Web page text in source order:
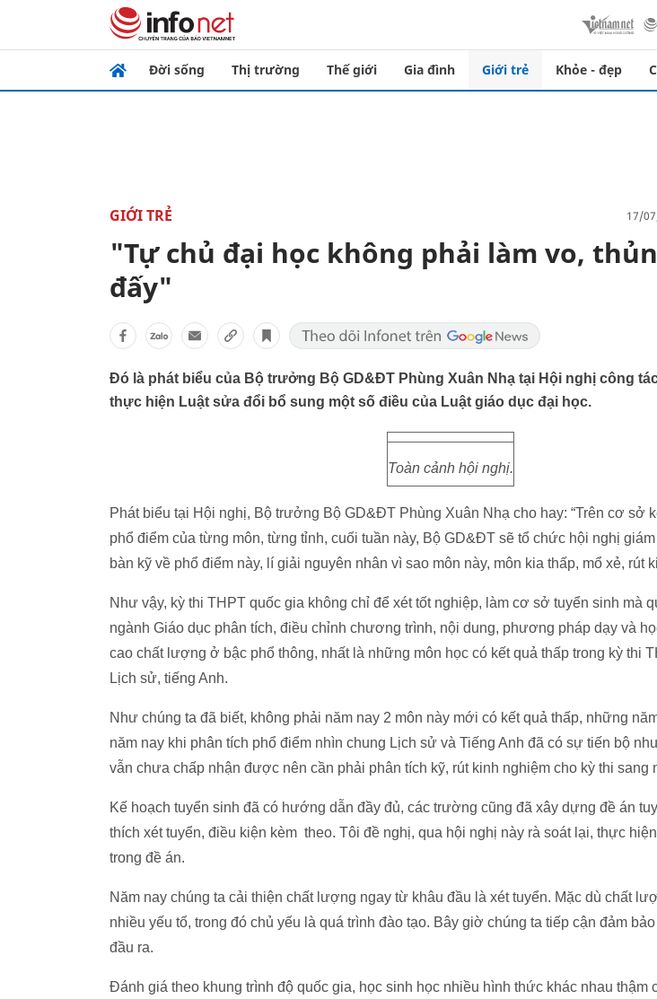
Đời sống Thị trường Thế giới Gia đình Giới trẻ Khỏe - đẹp
GIỚI TRẺ 17/
"Tự chủ đại học không phải làm vo,
đấy"
Đó là phát biểu của Bộ trưởng Bộ GD&ĐT Phùng Xuân Nhạ tại Hội nghị công
thực hiện Luật sửa đổi bổ sung một số điều của Luật giáo dục đại học.
Toàn cảnh hội nghị.
Phát biểu tại Hội nghị, Bộ trưởng Bộ GD&ĐT Phùng Xuân Nhạ cho hay: “Trên cơ sở
phổ điểm của từng môn, từng tỉnh, cuối tuần này, Bộ GD&ĐT sẽ tổ chức hội nghị
bàn kỹ về phổ điểm này, lí giải nguyên nhân vì sao môn này, môn kia thấp, mổ xẻ, rút
Như vậy, kỳ thi THPT quốc gia không chỉ để xét tốt nghiệp, làm cơ sở tuyển sinh mà
ngành Giáo dục phân tích, điều chỉnh chương trình, nội dung, phương pháp dạy và
cao chất lượng ở bậc phổ thông, nhất là những môn học có kết quả thấp trong kỳ thi
Lịch sử, tiếng Anh.
Như chúng ta đã biết, không phải năm nay 2 môn này mới có kết quả thấp, những
năm nay khi phân tích phổ điểm nhìn chung Lịch sử và Tiếng Anh đã có sự tiến bộ
vẫn chưa chấp nhận được nên cần phải phân tích kỹ, rút kinh nghiệm cho kỳ thi sang
Kế hoạch tuyển sinh đã có hướng dẫn đầy đủ, các trường cũng đã xây dựng đề án
thích xét tuyển, điều kiện kèm theo. Tôi đề nghị, qua hội nghị này rà soát lại, thực
trong đề án.
Năm nay chúng ta cải thiện chất lượng ngay từ khâu đầu là xét tuyển. Mặc dù chất
nhiều yếu tố, trong đó chủ yếu là quá trình đào tạo. Bây giờ chúng ta tiếp cận đảm
đầu ra.
Đánh giá theo khung trình độ quốc gia, học sinh học nhiều hình thức khác nhau thậm